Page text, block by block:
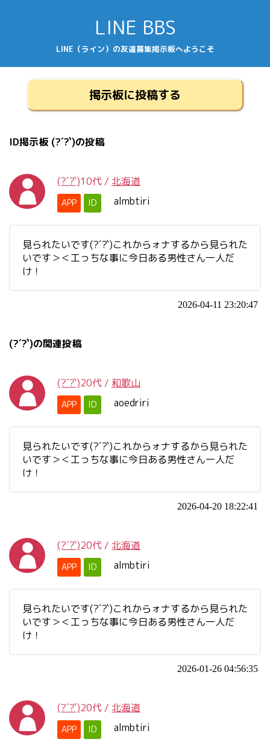
LINE BBS
LINE（ライン）の友達募集掲示板へようこそ
掲示板に投稿する
ID掲示板 (?´?`)の投稿
(?´?`)10代 / 北海道
APP ID almbtiri
見られたいです(?´?`)これからォナするから見られた
いです＞＜工っちな事に今日ある男性さん一人だ
け！
2026-04-11 23:20:47
(?´?`)の関連投稿
(?´?`)20代 / 和歌山
APP ID aoedriri
見られたいです(?´?`)これからォナするから見られた
いです＞＜工っちな事に今日ある男性さん一人だ
け！
2026-04-20 18:22:41
(?´?`)20代 / 北海道
APP ID almbtiri
見られたいです(?´?`)これからォナするから見られた
いです＞＜工っちな事に今日ある男性さん一人だ
け！
2026-01-26 04:56:35
(?´?`)20代 / 北海道
APP ID almbtiri